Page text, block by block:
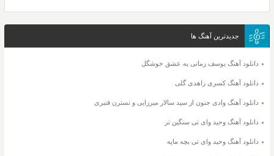
جدیدترین آهنگ ها
دانلود آهنگ یوسف زمانی یه عشق خوشگل
دانلود آهنگ کسری زاهدی گلی
دانلود آهنگ وادی جنون از سید سالار میرزایی و نسترن قنبری
دانلود آهنگ وحید وای تی سنگین تر
دانلود آهنگ وحید وای تی بچه مایه